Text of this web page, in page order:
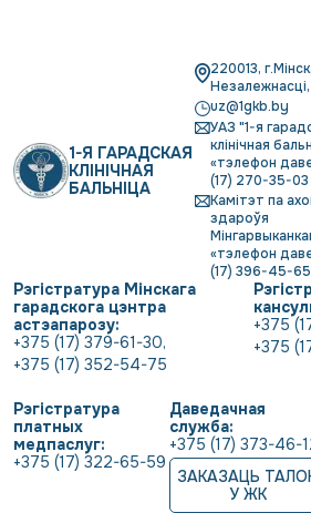
1-Я ГАРАДСКАЯ
КЛІНІЧНАЯ
БАЛЬНІЦА
220013,
uz@1gkb.by
УАЗ "1-я
клінічная
«тэлефон
(17) 270-35-03
Камітэт па
здароўя
«тэлефон
(17) 396-45-65
Рэгістратура Мінскага
гарадскога цэнтра
астэапарозу:
+375 (17) 379-61-30,
+375 (17) 352-54-75
+375
+375
Рэгістратура
платных
медпаслуг:
+375 (17) 322-65-59
Даведачная
служба:
+375 (17) 373-46-
ЗАКАЗАЦЬ
У ЖК